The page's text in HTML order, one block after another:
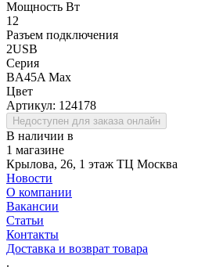
Мощность Вт
12
Разъем подключения
2USB
Серия
BA45A Max
Цвет
Артикул: 124178
Недоступен для заказа онлайн
В наличии в
1 магазине
Крылова, 26, 1 этаж ТЦ Москва
Новости
О компании
Вакансии
Статьи
Контакты
Доставка и возврат товара
.